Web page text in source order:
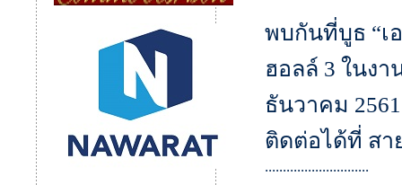
พบกันที่บูธ “เ
ฮอลล์ 3 ในงา
ธันวาคม
ติดต่อได้ที่ สา
.............................